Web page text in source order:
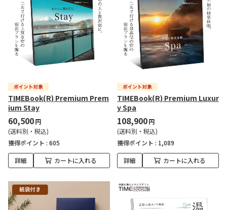
TIMEBook(R) Premium Prem
ium Stay
60,500円
(送料別・税込)
獲得ポイント : 605
詳細 カートに入れる
TIMEBook(R) Premium Luxur
y Spa
108,900円
(送料別・税込)
獲得ポイント : 1,089
詳細 カートに入れる